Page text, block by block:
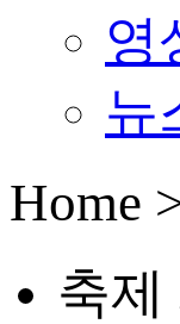
영
뉴
Home
축제